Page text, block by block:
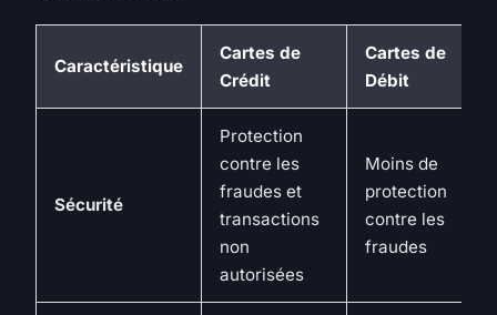
Caractéristique
Cartes de
Crédit
Cartes de
Débit
Sécurité
Protection
contre les
fraudes et
transactions
non
autorisées
Moins de
protection
contre les
fraudes